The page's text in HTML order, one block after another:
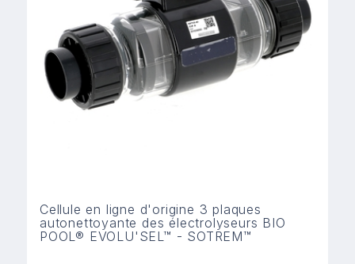
Cellule en ligne d'origine 3 plaques
autonettoyante des électrolyseurs BIO
POOL® EVOLU'SEL™ - SOTREM™